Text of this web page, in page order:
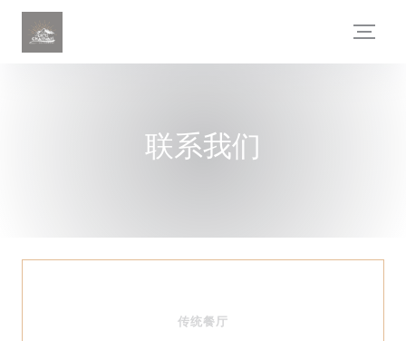
Cookie管理面板
联系我们
传统餐厅